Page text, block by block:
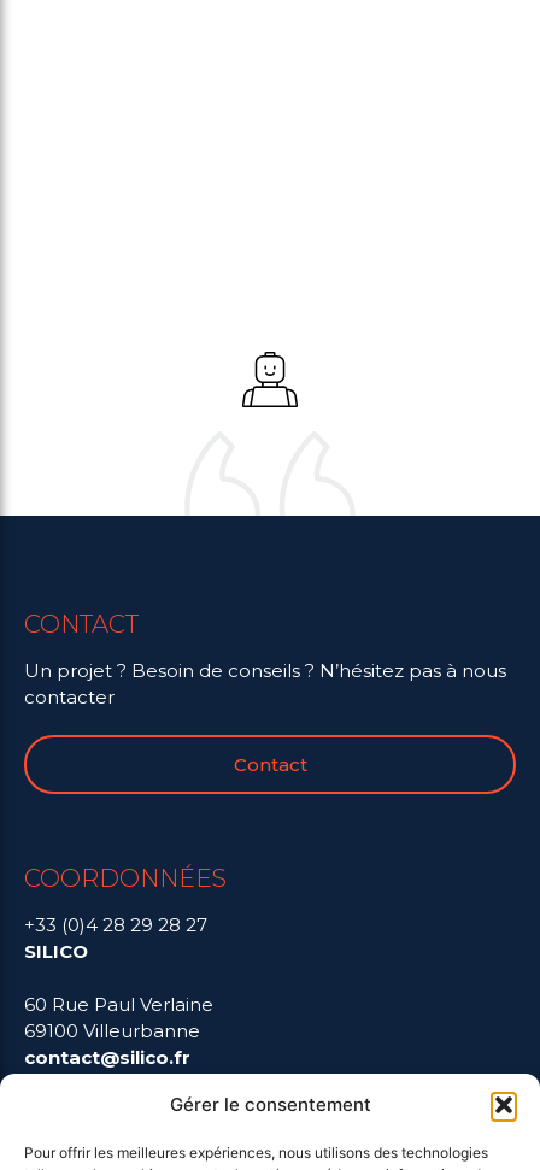
Gérer le consentement
Pour offrir les meilleures expériences, nous utilisons des technologies
CONTACT
Un projet ? Besoin de conseils ? N’hésitez pas à nous
contacter
Contact
COORDONNÉES
+33 (0)4 28 29 28 27
SILICO
60 Rue Paul Verlaine
69100 Villeurbanne
contact@silico.fr